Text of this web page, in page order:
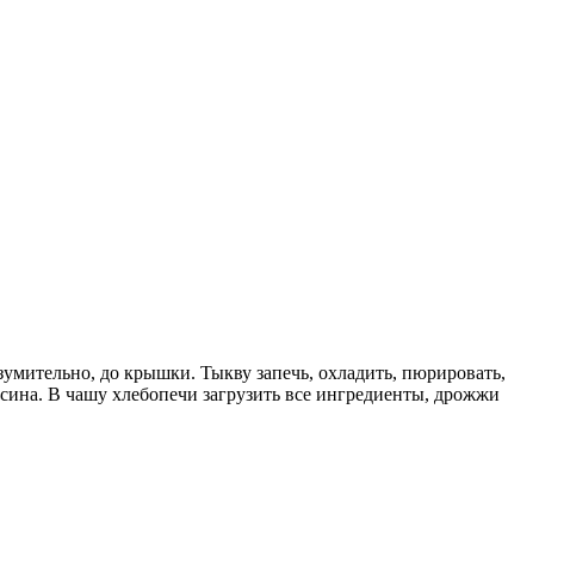
до крышки. Тыкву запечь, охладить, пюрировать,
В чашу хлебопечи загрузить все ингредиенты, дрожжи